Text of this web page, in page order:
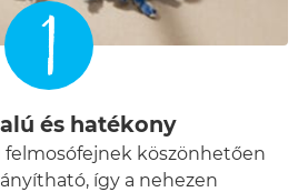
1
és hatékony
felmosófejnek köszönhetően
így a nehezen